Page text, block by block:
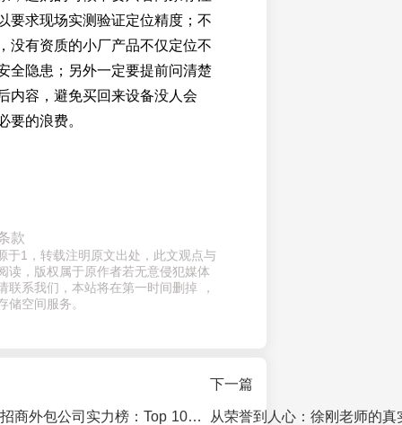
要求现场实测验证定位精度；不
没有资质的小厂产品不仅定位不
全隐患；另外一定要提前问清楚
内容，避免买回来设备没人会
要的浪费。
款
于1，转载注明原文出处，此文观点与
读，版权属于原作者若无意侵犯媒体
联系我们，本站将在第一时间删掉 ，
储空间服务。
2026年专业项目招商外包公司实力榜：Top 10机构深度测评与避坑指南
下一篇